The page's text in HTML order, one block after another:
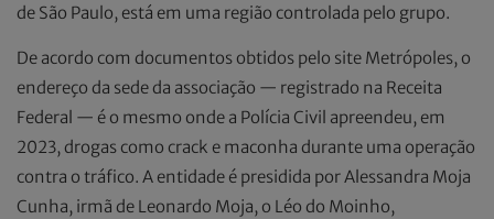
de São Paulo, está em uma região controlada pelo grupo.
De acordo com documentos obtidos pelo site Metrópoles, o
endereço da sede da associação — registrado na Receita
Federal — é o mesmo onde a Polícia Civil apreendeu, em
2023, drogas como crack e maconha durante uma operação
contra o tráfico. A entidade é presidida por Alessandra Moja
Cunha, irmã de Leonardo Moja, o Léo do Moinho,